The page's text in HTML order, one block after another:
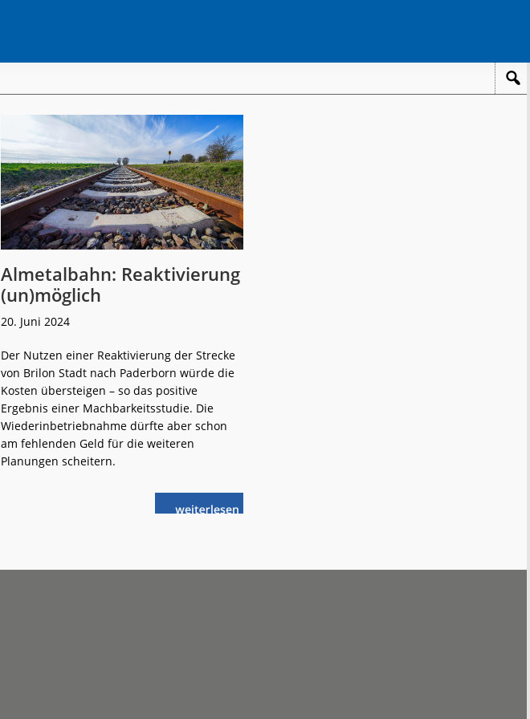
Almetalbahn: Reaktivierung
(un)möglich
20. Juni 2024
Der Nutzen einer Reaktivierung der Strecke
von Brilon Stadt nach Paderborn würde die
Kosten übersteigen – so das positive
Ergebnis einer Machbarkeitsstudie. Die
Wiederinbetriebnahme dürfte aber schon
am fehlenden Geld für die weiteren
Planungen scheitern.
weiterlese
nAlmetalbahn: